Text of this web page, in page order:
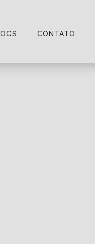
CONTATO